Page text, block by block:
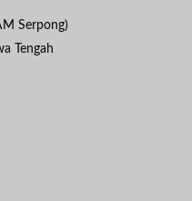
Serpong)
Tengah